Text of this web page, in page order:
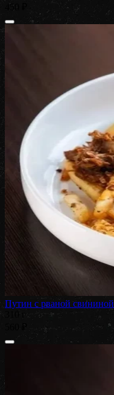
450 ₽
Путин с рваной свининой
310 г
560 ₽